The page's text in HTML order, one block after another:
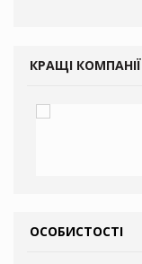
КРАЩІ КОМПАНІЇ
ОСОБИСТОСТІ